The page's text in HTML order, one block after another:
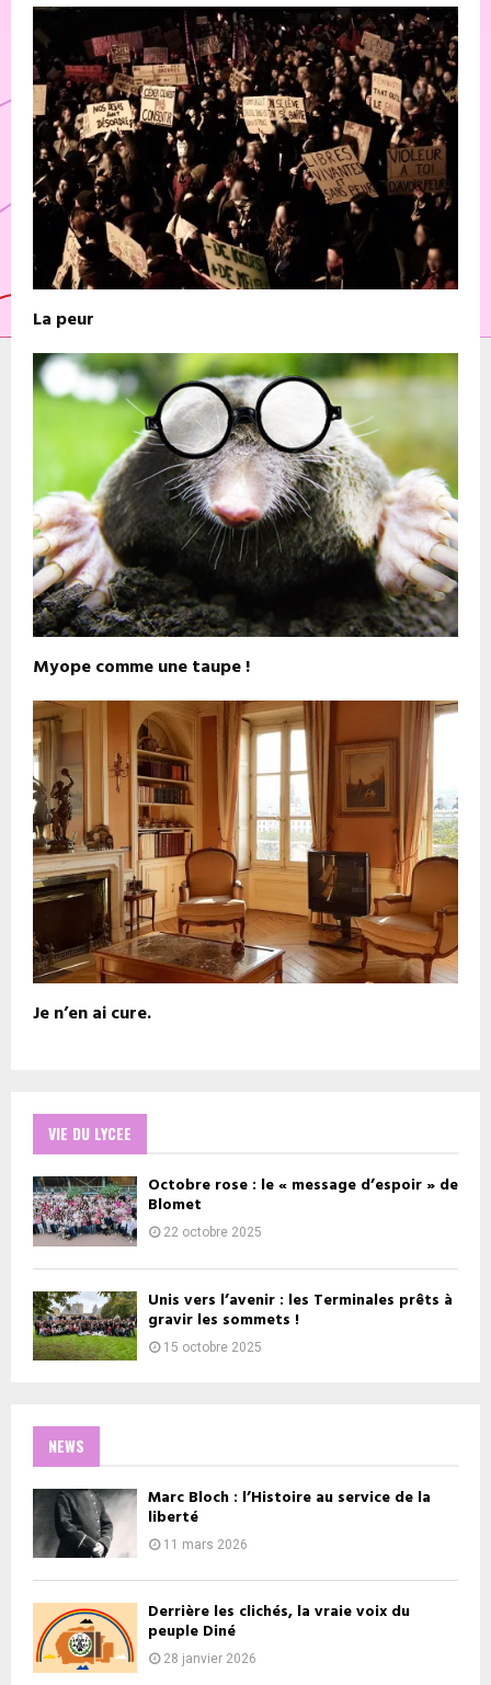
La peur
Myope comme une taupe !
Je n’en ai cure.
VIE DU LYCEE
Octobre rose : le « message d’espoir » de
Blomet
22 octobre 2025
Unis vers l’avenir : les Terminales prêts à
gravir les sommets !
15 octobre 2025
NEWS
Marc Bloch : l’Histoire au service de la
liberté
11 mars 2026
Derrière les clichés, la vraie voix du
peuple Diné
28 janvier 2026